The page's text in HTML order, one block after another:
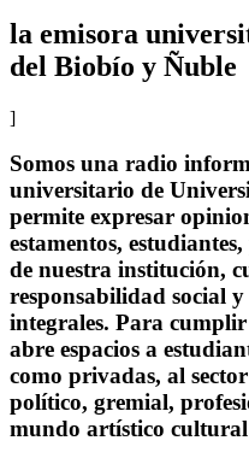
la emisora
del Biobío y Ñuble
]
Somos una radio
universitario de
permite expresar
estamentos,
de nuestra institución,
responsabilidad social
integrales. Para
abre espacios a
como privadas, al
político, gremial,
mundo artístico cultural